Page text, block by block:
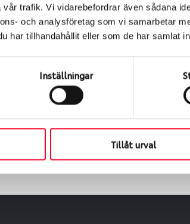
trafik. Vi vidarebefordrar även sådana
och analysföretag som vi samarbetar
har tillhandahållit eller som de har samlat
Inställningar
Tillåt urval
levereras de direkt till någon av
tid för upphämtning eller service.